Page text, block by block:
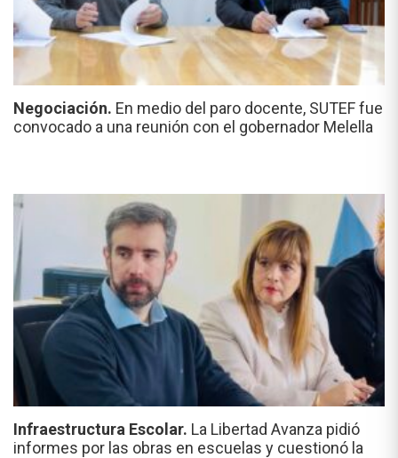
Negociación. En medio del paro docente, SUTEF fue
convocado a una reunión con el gobernador Melella
Infraestructura Escolar. La Libertad Avanza pidió
informes por las obras en escuelas y cuestionó la